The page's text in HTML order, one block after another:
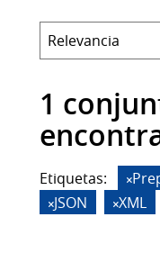
1
Etiquetas:
JSON
XML